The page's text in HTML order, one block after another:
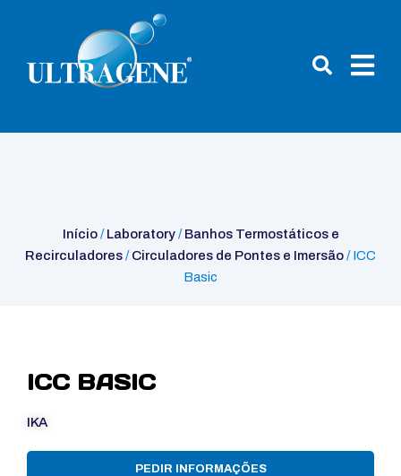
Início/Laboratory/Banhos Termostáticos e
Recirculadores/Circuladores de Pontes e Imersão/ ICC
Basic
ICC BASIC
IKA
PEDIR INFORMAÇÕES